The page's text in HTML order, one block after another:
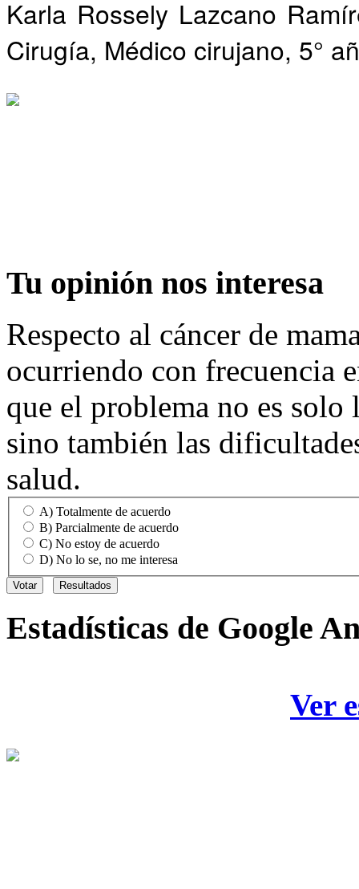
Karla Rossely Lazcano
Cirugía, Médico cirujano, 5°
Tu opinión nos interesa
Respecto al cáncer de
ocurriendo con frecuencia
que el problema no es
sino también las
salud.
A) Totalmente de acuerdo
B) Parcialmente de acuerdo
C) No estoy de acuerdo
D) No lo se, no me interesa
Estadísticas de Google
Ver